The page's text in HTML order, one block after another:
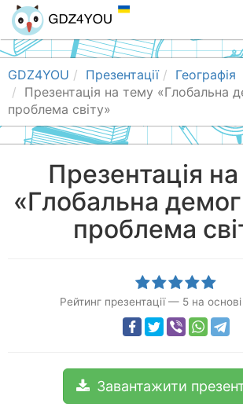
GDZ4YOU Презентації
Географія
Презентація на тему «Глобальна
проблема світу»
Презентація
«Глобальна
проблема
Рейтинг презентації — 5 на основі
Завантажити